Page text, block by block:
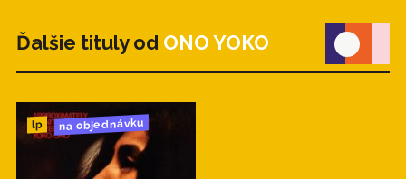
Ďalšie tituly od ONO YOKO
lp na objednávku